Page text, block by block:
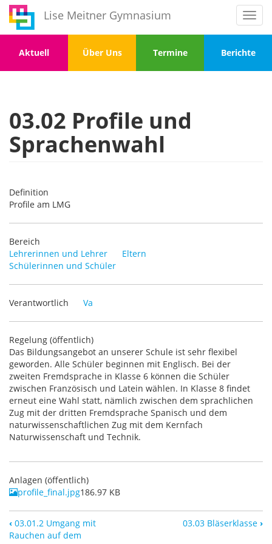
Direkt
zum
Inhalt
Lise Meitner Gymnasium
Menu
1
Aktuell
Menu
2
Über Uns
Menu
3
Termine
Menu
4
Berichte
03.02 Profile und
Sprachenwahl
Definition
Profile am LMG
Bereich
Lehrerinnen und Lehrer
Eltern
Schülerinnen und Schüler
Verantwortlich Va
Regelung (öffentlich)
Das Bildungsangebot an unserer Schule ist sehr flexibel
geworden. Alle Schüler beginnen mit Englisch. Bei der
zweiten Fremdsprache in Klasse 6 können die Schüler
zwischen Französisch und Latein wählen. In Klasse 8 findet
erneut eine Wahl statt, nämlich zwischen dem sprachlichen
Zug mit der dritten Fremdsprache Spanisch und dem
naturwissenschaftlichen Zug mit dem Kernfach
Naturwissenschaft und Technik.
Anlagen (öffentlich)
profile_final.jpg186.97 KB
‹ 03.01.2 Umgang mit
Rauchen auf dem
03.03 Bläserklasse ›